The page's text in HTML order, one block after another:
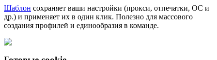
Шаблон сохраняет ваши настройки (прокси, отпечатки, ОС и
др.) и применяет их в один клик. Полезно для массового
создания профилей и единообразия в команде.